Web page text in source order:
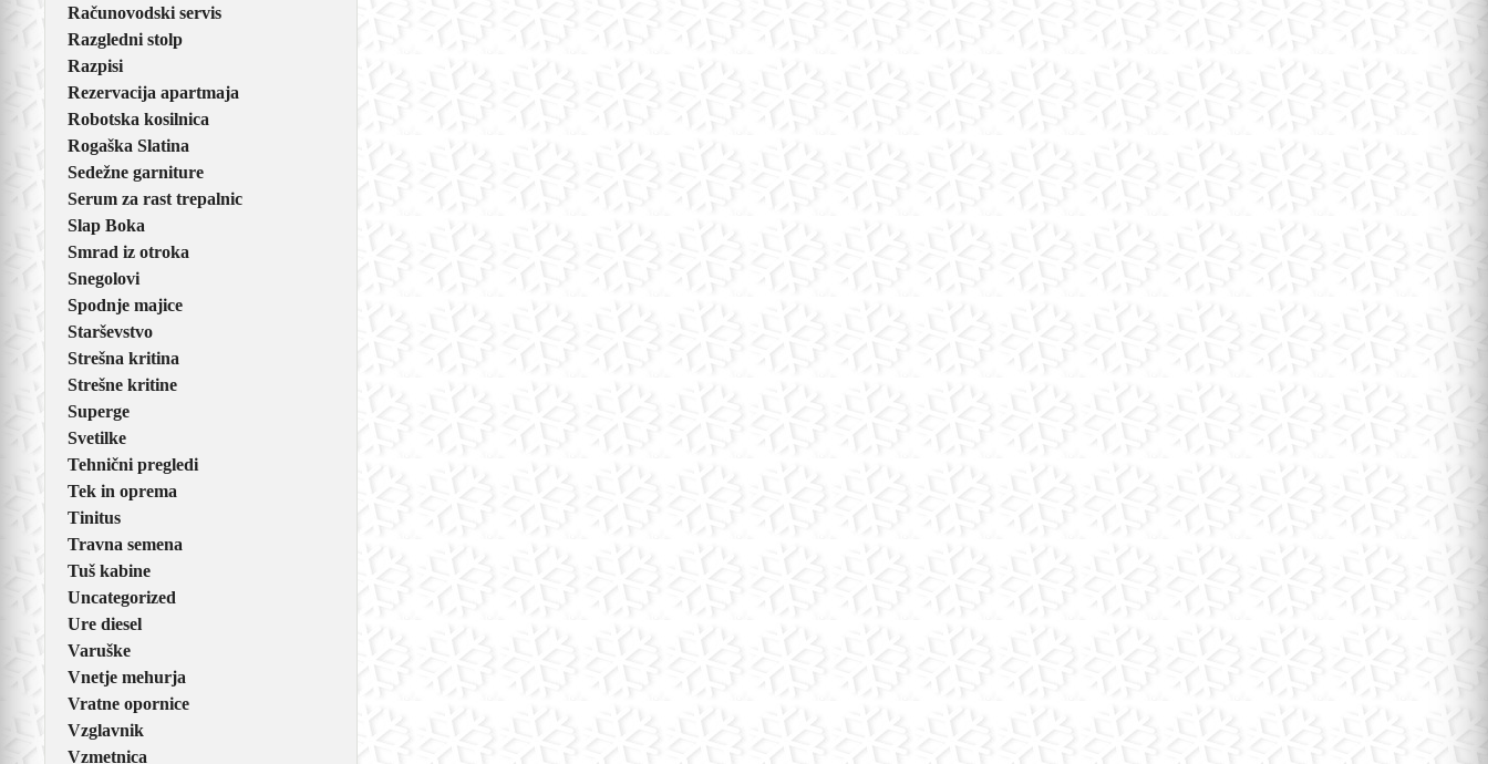
Računovodski servis
Razgledni stolp
Razpisi
Rezervacija apartmaja
Robotska kosilnica
Rogaška Slatina
Sedežne garniture
Serum za rast trepalnic
Slap Boka
Smrad iz otroka
Snegolovi
Spodnje majice
Starševstvo
Strešna kritina
Strešne kritine
Superge
Svetilke
Tehnični pregledi
Tek in oprema
Tinitus
Travna semena
Tuš kabine
Uncategorized
Ure diesel
Varuške
Vnetje mehurja
Vratne opornice
Vzglavnik
Vzmetnica